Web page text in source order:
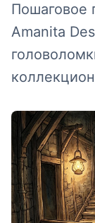
Пошаговое
Amanita